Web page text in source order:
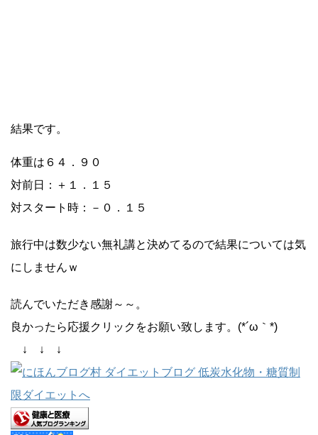
結果です。
体重は６４．９０
対前日：＋１．１５
対スタート時：－０．１５
旅行中は数少ない無礼講と決めてるので結果については気
にしませんｗ
読んでいただき感謝～～。
良かったら応援クリックをお願い致します。(*´ω｀*)
↓ ↓ ↓